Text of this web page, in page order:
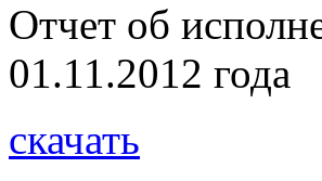
Отчет об
01.11.2012 года
скачать